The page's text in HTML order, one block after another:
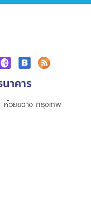
าคาร
วยขวาง กรุงเทพ